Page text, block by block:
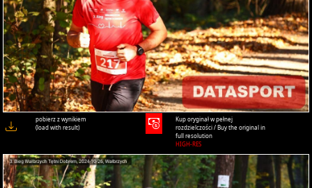
pobierz z wynikiem
(load with result)
Kup oryginał w pełnej
rozdzielczości / Buy the original in
full resolution
HIGH-RES